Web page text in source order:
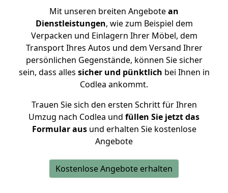
Mit unseren breiten Angebotean
Dienstleistungen, wie zum Beispiel dem
Verpacken und Einlagern Ihrer Möbel, dem
Transport Ihres Autos und dem Versand Ihrer
persönlichen Gegenstände, können Sie sicher
sein, dass alles sicher und pünktlich bei Ihnen in
Codlea ankommt.
Trauen Sie sich den ersten Schritt für Ihren
Umzug nach Codlea und füllen Sie jetzt das
Formular ausund erhalten Sie kostenlose
Angebote
Kostenlose Angebote erhalten